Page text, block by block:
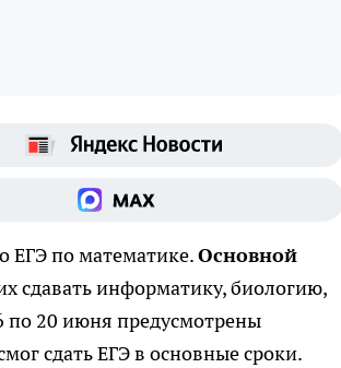
ЕГЭ по математике.Основной
сдавать информатику, биологию,
по 20 июня предусмотрены
сдать ЕГЭ в основные сроки.